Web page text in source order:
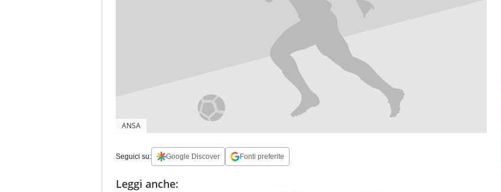
ANSA
Seguici su: Google Discover Fonti preferite
Leggi anche: